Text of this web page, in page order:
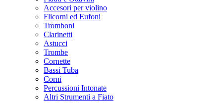
Accesori per violino
Flicorni ed Eufoni
Tromboni
Clarinetti
Astucci
Trombe
Cornette
Bassi Tuba
Corni
Percussioni Intonate
Altri Strumenti a Fiato